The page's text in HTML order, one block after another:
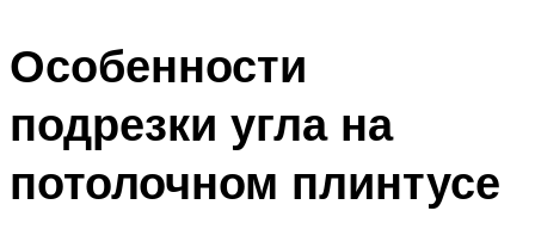
Особенности
подрезки угла на
потолочном плинтусе